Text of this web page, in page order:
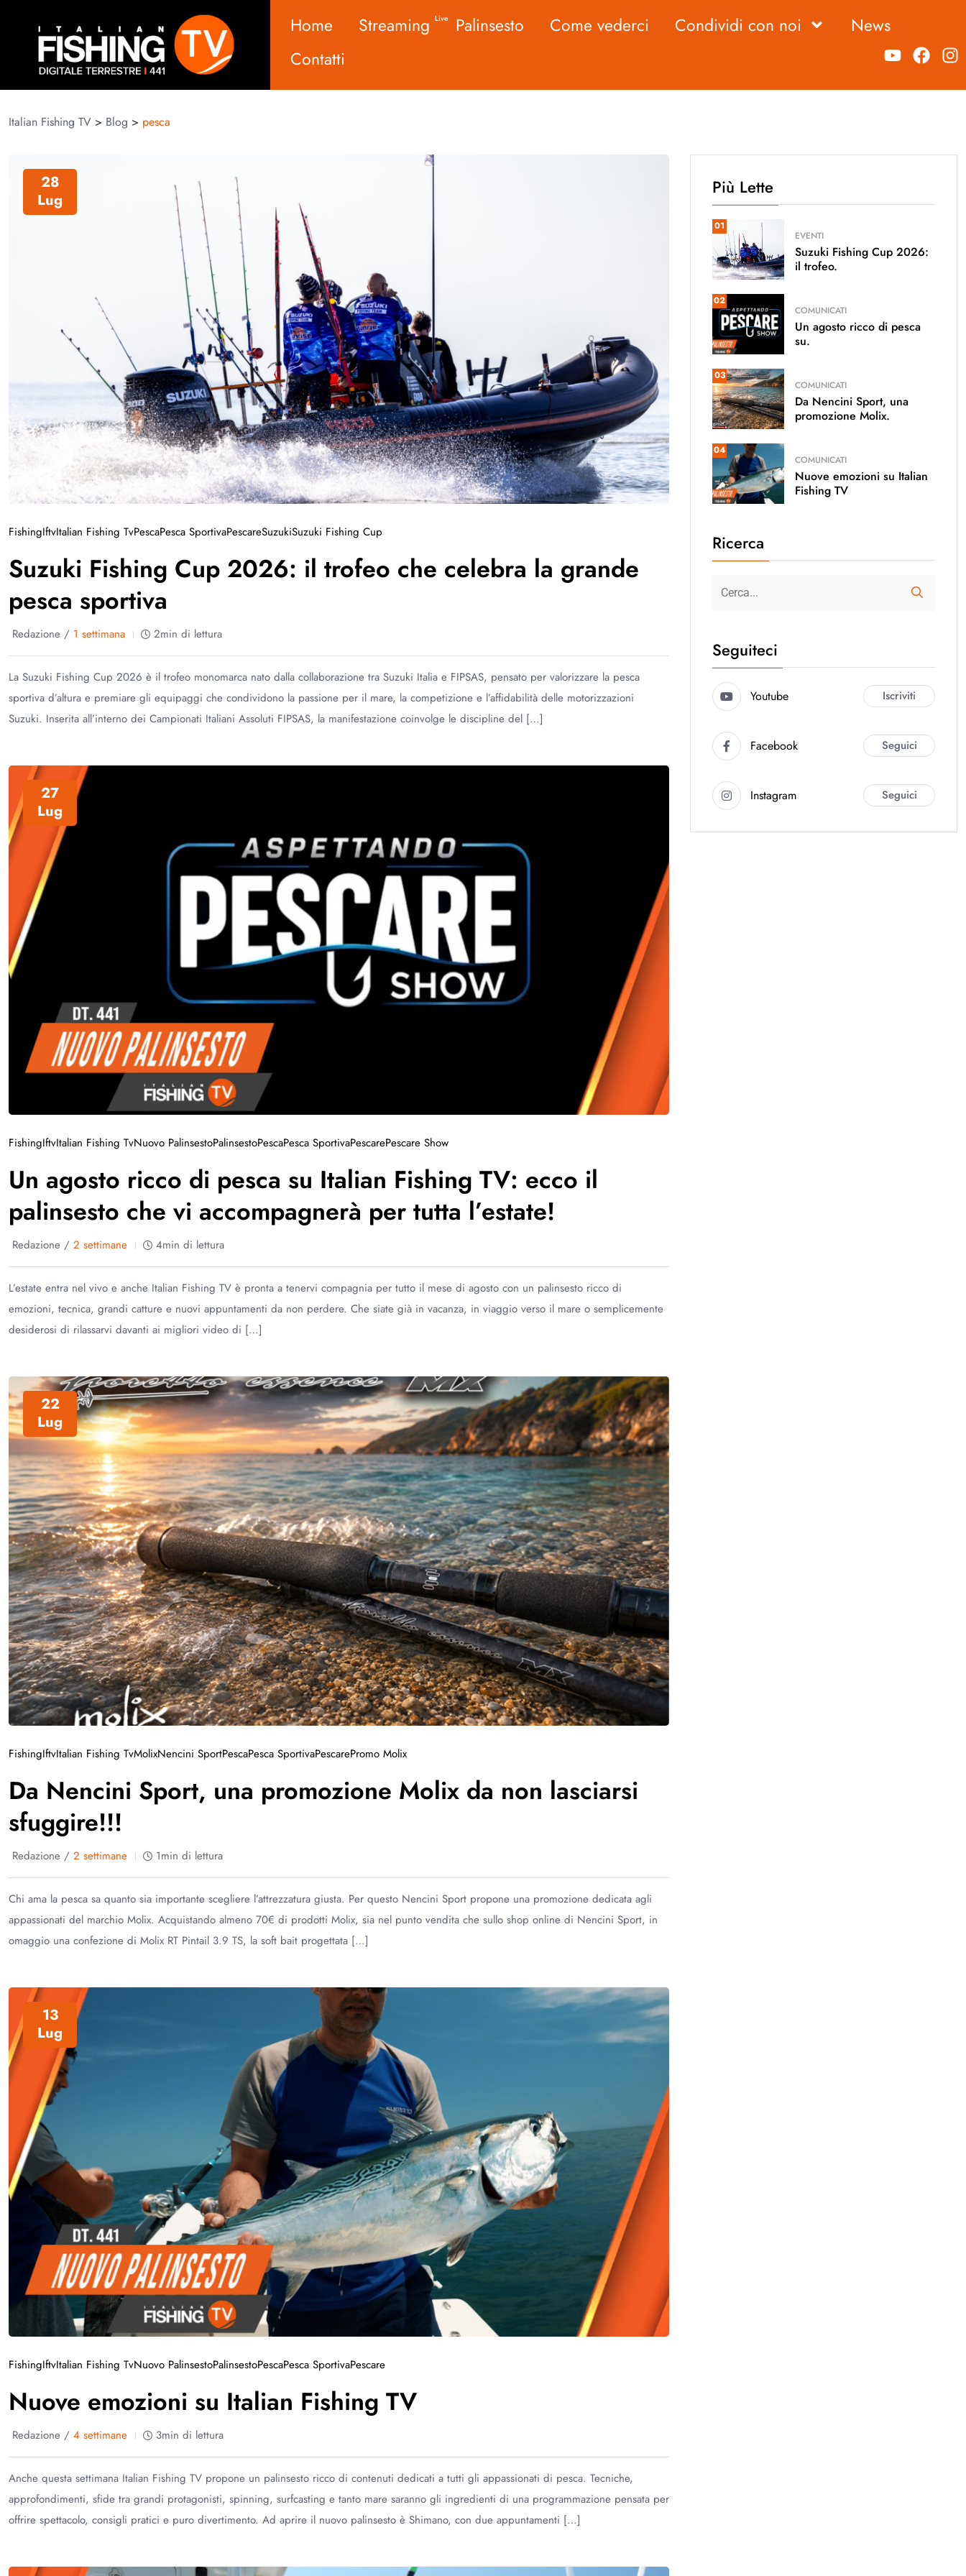
Home Streaming Live Palinsesto Come vederci Condividi con noi
News
Contatti
Italian Fishing TV > Blog > pesca
28
Lug
FishingIftvItalian Fishing TvPescaPesca SportivaPescareSuzukiSuzuki Fishing Cup
Suzuki Fishing Cup 2026: il trofeo che celebra la grande
pesca sportiva
Redazione / 1 settimana 2min di lettura
La Suzuki Fishing Cup 2026 è il trofeo monomarca nato dalla collaborazione tra Suzuki Italia e FIPSAS, pensato per valorizzare la pesca
sportiva d’altura e premiare gli equipaggi che condividono la passione per il mare, la competizione e l’affidabilità delle motorizzazioni
Suzuki. Inserita all’interno dei Campionati Italiani Assoluti FIPSAS, la manifestazione coinvolge le discipline del […]
27
Lug
FishingIftvItalian Fishing TvNuovo PalinsestoPalinsestoPescaPesca SportivaPescarePescare Show
Un agosto ricco di pesca su Italian Fishing TV: ecco il
palinsesto che vi accompagnerà per tutta l’estate!
Redazione / 2 settimane 4min di lettura
L’estate entra nel vivo e anche Italian Fishing TV è pronta a tenervi compagnia per tutto il mese di agosto con un palinsesto ricco di
emozioni, tecnica, grandi catture e nuovi appuntamenti da non perdere. Che siate già in vacanza, in viaggio verso il mare o semplicemente
desiderosi di rilassarvi davanti ai migliori video di […]
22
Lug
FishingIftvItalian Fishing TvMolixNencini SportPescaPesca SportivaPescarePromo Molix
Da Nencini Sport, una promozione Molix da non lasciarsi
sfuggire!!!
Redazione / 2 settimane 1min di lettura
Chi ama la pesca sa quanto sia importante scegliere l’attrezzatura giusta. Per questo Nencini Sport propone una promozione dedicata agli
appassionati del marchio Molix. Acquistando almeno 70€ di prodotti Molix, sia nel punto vendita che sullo shop online di Nencini Sport, in
omaggio una confezione di Molix RT Pintail 3.9 TS, la soft bait progettata […]
13
Lug
FishingIftvItalian Fishing TvNuovo PalinsestoPalinsestoPescaPesca SportivaPescare
Nuove emozioni su Italian Fishing TV
Redazione / 4 settimane 3min di lettura
Anche questa settimana Italian Fishing TV propone un palinsesto ricco di contenuti dedicati a tutti gli appassionati di pesca. Tecniche,
approfondimenti, sfide tra grandi protagonisti, spinning, surfcasting e tanto mare saranno gli ingredienti di una programmazione pensata per
offrire spettacolo, consigli pratici e puro divertimento. Ad aprire il nuovo palinsesto è Shimano, con due appuntamenti […]
Più Lette
01
EVENTI
Suzuki Fishing Cup 2026:
il trofeo.
02
COMUNICATI
Un agosto ricco di pesca
su.
03
COMUNICATI
Da Nencini Sport, una
promozione Molix.
04
COMUNICATI
Nuove emozioni su Italian
Fishing TV
Ricerca
Seguiteci
Youtube Iscriviti
Facebook Seguici
Instagram Seguici